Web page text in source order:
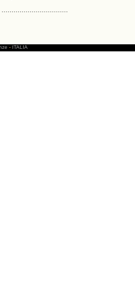
.................................
- ITALIA